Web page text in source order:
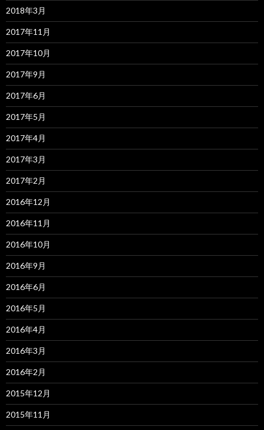
2018年3月
2017年11月
2017年10月
2017年9月
2017年6月
2017年5月
2017年4月
2017年3月
2017年2月
2016年12月
2016年11月
2016年10月
2016年9月
2016年6月
2016年5月
2016年4月
2016年3月
2016年2月
2015年12月
2015年11月